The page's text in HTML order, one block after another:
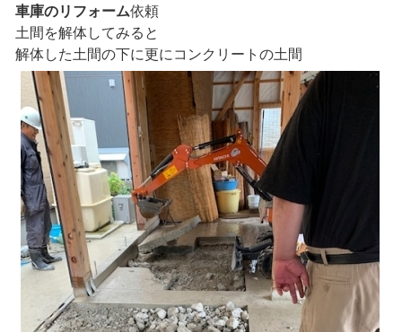
車庫のリフォーム依頼
土間を解体してみると
解体した土間の下に更にコンクリートの土間